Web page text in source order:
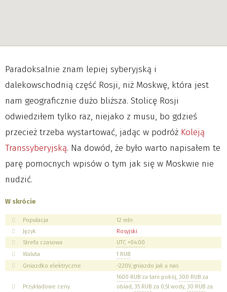
Paradoksalnie znam lepiej syberyjską i
dalekowschodnią część Rosji, niż Moskwę, która jest
nam geograficznie dużo bliższa. Stolicę Rosji
odwiedziłem tylko raz, niejako z musu, bo gdzieś
przecież trzeba wystartować, jadąc w podróż Koleją
Transsyberyjską. Na dowód, że było warto napisałem te
parę pomocnych wpisów o tym jak się w Moskwie nie
nudzić.
W skrócie
Populacja
12 mln
Język
Rosyjski
Strefa czasowa
UTC +04:00
Waluta
1 RUB
Gniazdko elektryczne
~220V, gniazdo jak u nas
Przykładowe ceny
1600 RUBza tani pokój, 300 RUBza
obiad, 35 RUBza 0,5l wody, 30 RUBza